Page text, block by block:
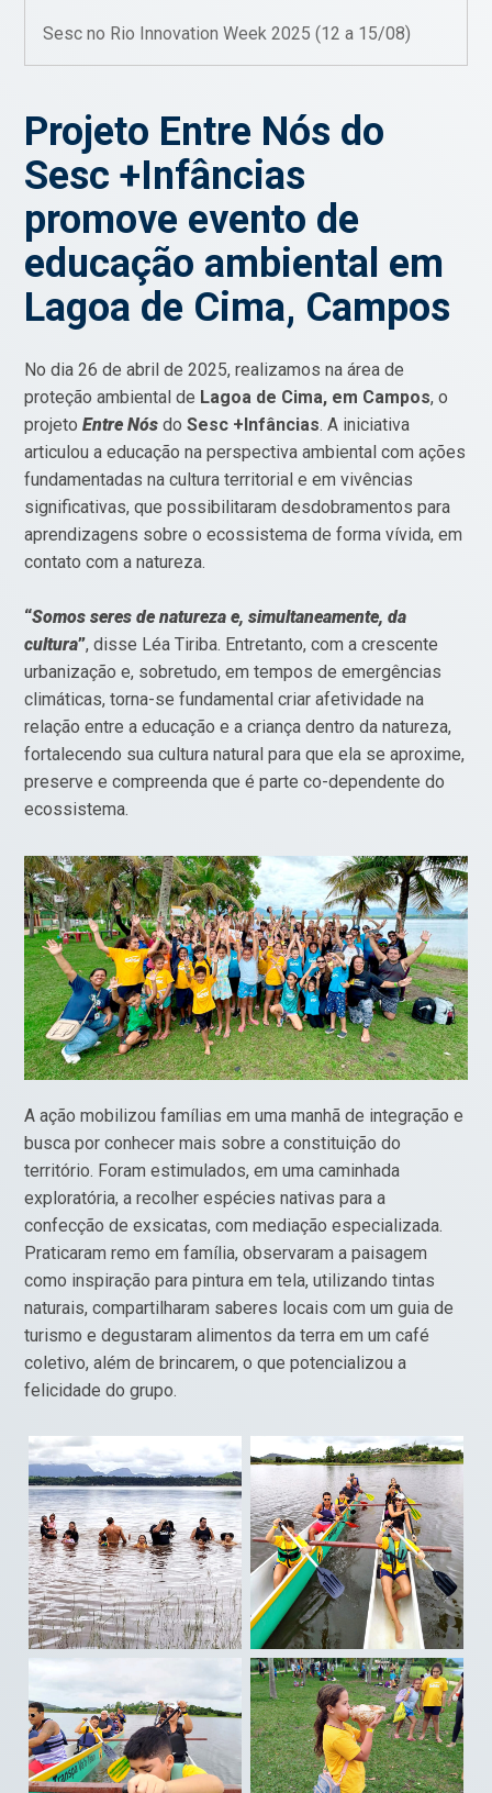
Sesc no Rio Innovation Week 2025 (12 a 15/08)
Projeto Entre Nós do
Sesc +Infâncias
promove evento de
educação ambiental em
Lagoa de Cima, Campos
No dia 26 de abril de 2025, realizamos na área de
proteção ambiental de Lagoa de Cima, em Campos, o
projetoEntre Nós doSesc +Infâncias. A iniciativa
articulou a educação na perspectiva ambiental com ações
fundamentadas na cultura territorial e em vivências
significativas, que possibilitaram desdobramentos para
aprendizagens sobre o ecossistema de forma vívida, em
contato com a natureza.
“Somos seres de natureza e, simultaneamente, da
cultura”, disse Léa Tiriba. Entretanto, com a crescente
urbanização e, sobretudo, em tempos de emergências
climáticas, torna-se fundamental criar afetividade na
relação entre a educação e a criança dentro da natureza,
fortalecendo sua cultura natural para que ela se aproxime,
preserve e compreenda que é parte co-dependente do
ecossistema.
A ação mobilizou famílias em uma manhã de integração e
busca por conhecer mais sobre a constituição do
território. Foram estimulados, em uma caminhada
exploratória, a recolher espécies nativas para a
confecção de exsicatas, com mediação especializada.
Praticaram remo em família, observaram a paisagem
como inspiração para pintura em tela, utilizando tintas
naturais, compartilharam saberes locais com um guia de
turismo e degustaram alimentos da terra em um café
coletivo, além de brincarem, o que potencializou a
felicidade do grupo.